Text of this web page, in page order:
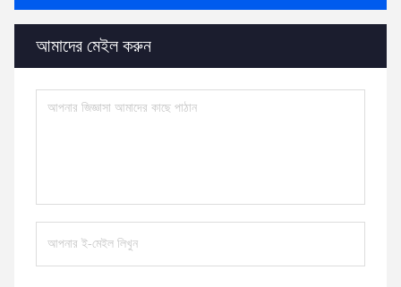
আমাদের মেইল করুন